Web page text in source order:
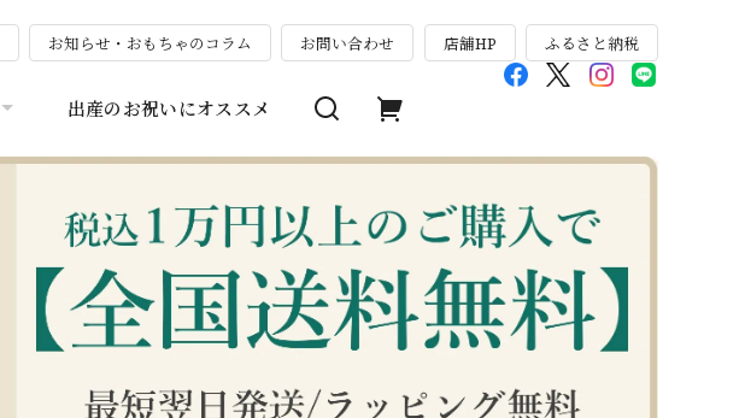
お知らせ・おもちゃのコラム お問い合わせ 店舗HP ふるさと納税
出産のお祝いにオススメ